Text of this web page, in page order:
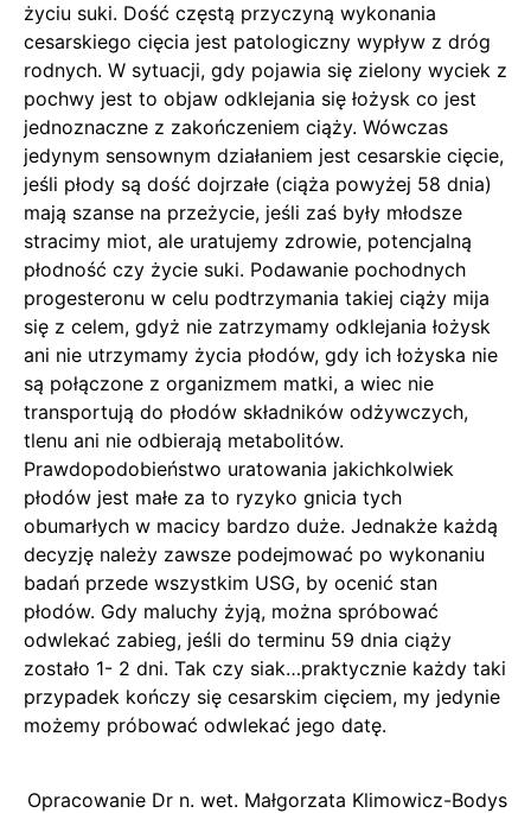
życiu suki. Dość częstą przyczyną wykonania
cesarskiego cięcia jest patologiczny wypływ z dróg
rodnych. W sytuacji, gdy pojawia się zielony wyciek z
pochwy jest to objaw odklejania się łożysk co jest
jednoznaczne z zakończeniem ciąży. Wówczas
jedynym sensownym działaniem jest cesarskie cięcie,
jeśli płody są dość dojrzałe (ciąża powyżej 58 dnia)
mają szanse na przeżycie, jeśli zaś były młodsze
stracimy miot, ale uratujemy zdrowie, potencjalną
płodność czy życie suki. Podawanie pochodnych
progesteronu w celu podtrzymania takiej ciąży mija
się z celem, gdyż nie zatrzymamy odklejania łożysk
ani nie utrzymamy życia płodów, gdy ich łożyska nie
są połączone z organizmem matki, a wiec nie
transportują do płodów składników odżywczych,
tlenu ani nie odbierają metabolitów.
Prawdopodobieństwo uratowania jakichkolwiek
płodów jest małe za to ryzyko gnicia tych
obumarłych w macicy bardzo duże. Jednakże każdą
decyzję należy zawsze podejmować po wykonaniu
badań przede wszystkim USG, by ocenić stan
płodów. Gdy maluchy żyją, można spróbować
odwlekać zabieg, jeśli do terminu 59 dnia ciąży
zostało 1- 2 dni. Tak czy siak…praktycznie każdy taki
przypadek kończy się cesarskim cięciem, my jedynie
możemy próbować odwlekać jego datę.
Opracowanie Dr n. wet. Małgorzata Klimowicz-Bodys